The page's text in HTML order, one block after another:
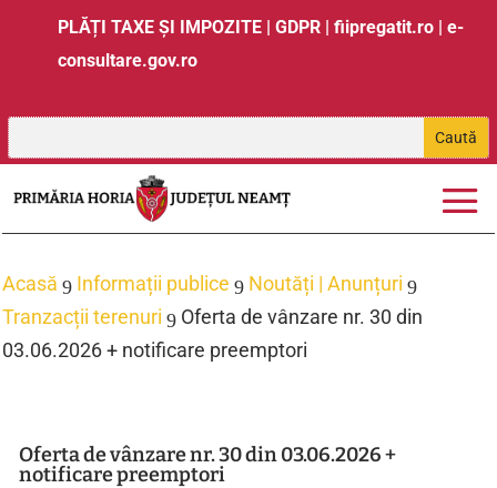
PLĂȚI TAXE ȘI IMPOZITE |GDPR |fiipregatit.ro |e-
consultare.gov.ro
Acasă 9 Informații publice 9 Noutăți | Anunțuri 9
Tranzacții terenuri 9 Oferta de vânzare nr. 30 din
03.06.2026 + notificare preemptori
Oferta de vânzare nr. 30 din 03.06.2026 +
notificare preemptori